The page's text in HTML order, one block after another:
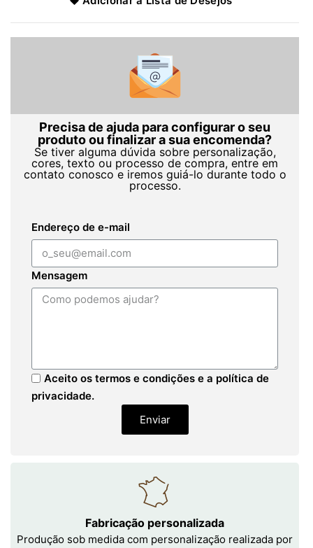
Precisa de ajuda para configurar o seu
produto ou finalizar a sua encomenda?
Se tiver alguma dúvida sobre personalização,
cores, texto ou processo de compra, entre em
contato conosco e iremos guiá-lo durante todo o
processo.
Endereço de e-mail
Mensagem
Aceito os termos e condições e a política de
privacidade.
Enviar
Fabricação personalizada
Produção sob medida com personalização realizada por